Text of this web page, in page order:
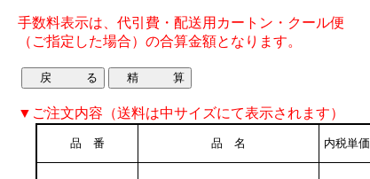
手数料表示は、代引費・配送用カートン・クール便
（ご指定した場合）の合算金額となります。
▼ご注文内容（送料は中サイズにて表示されます）
品 番 品 名 内税単価